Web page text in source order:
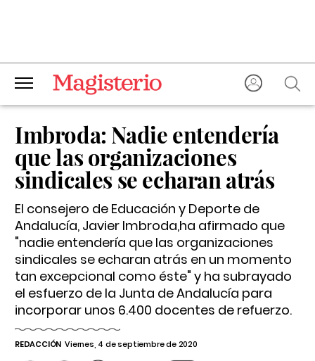
Imbroda: Nadie entendería
que las organizaciones
sindicales se echaran atrás
El consejero de Educación y Deporte de
Andalucía, Javier Imbroda,ha afirmado que
"nadie entendería que las organizaciones
sindicales se echaran atrás en un momento
tan excepcional como éste" y ha subrayado
el esfuerzo de la Junta de Andalucía para
incorporar unos 6.400 docentes de refuerzo.
REDACCIÓN Viernes, 4 de septiembre de 2020